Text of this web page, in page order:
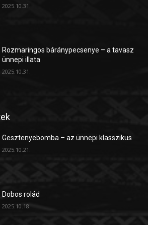
2025.10.31.
Rozmaringos báránypecsenye – a tavasz
ünnepi illata
2025.10.31.
Gesztenyebomba – az ünnepi klasszikus
2025.10.21.
Dobos rolád
2025.10.18.